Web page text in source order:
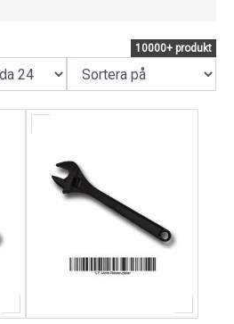
10000+ produkt